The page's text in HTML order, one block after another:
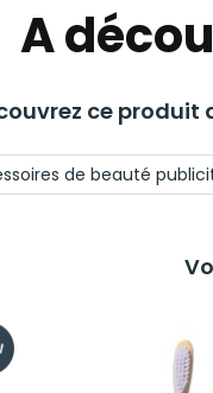
A
ce produit
de beauté